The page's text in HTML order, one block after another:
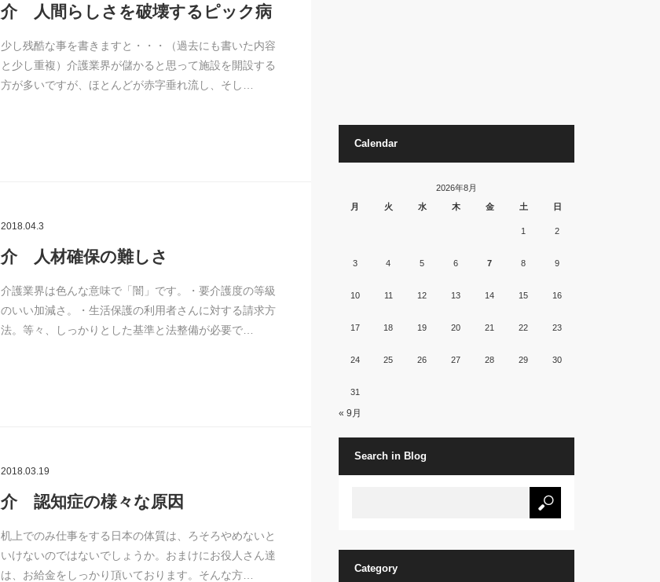
介 人間らしさを破壊するピック病
少し残酷な事を書きますと・・・（過去にも書いた内容
と少し重複）介護業界が儲かると思って施設を開設する
方が多いですが、ほとんどが赤字垂れ流し、そし…
2018.04.3
介 人材確保の難しさ
介護業界は色んな意味で「闇」です。・要介護度の等級
のいい加減さ。・生活保護の利用者さんに対する請求方
法。等々、しっかりとした基準と法整備が必要で…
2018.03.19
介 認知症の様々な原因
机上でのみ仕事をする日本の体質は、ろそろやめないと
いけないのではないでしょうか。おまけにお役人さん達
は、お給金をしっかり頂いております。そんな方…
Calendar
2026年8月
月
火 水 木 金 土 日
1 2
3 4 5 6 7 8 9
10 11 12 13 14 15 16
17 18 19 20 21 22 23
24 25 26 27 28 29 30
31
« 9月
Search in Blog
Category